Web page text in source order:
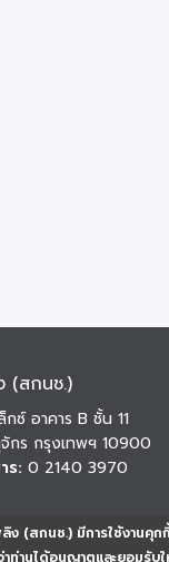
ง (สกนช.) มีการใช้งานคุ
าท่านได้อนุญาตและยอม
(สกนช.)
ซ์ อาคาร B ชั้น 11
กร กรุงเทพฯ 10900
ร: 0 2140 3970